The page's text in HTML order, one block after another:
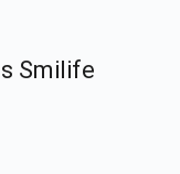
Smilife